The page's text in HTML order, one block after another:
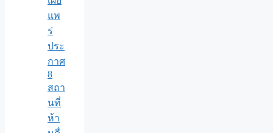
แพ
ร่
ประ
กาศ
8
สถา
นที่
ห้า